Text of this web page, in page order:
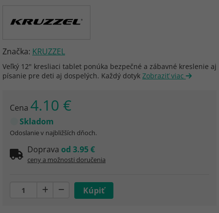
Značka: KRUZZEL
Veľký 12" kresliaci tablet ponúka bezpečné a zábavné kreslenie aj
písanie pre deti aj dospelých. Každý dotyk Zobraziť viac
Cena 4.10 €
Skladom
Odoslanie v najbližších dňoch.
Doprava od 3.95 €
ceny a možnosti doručenia